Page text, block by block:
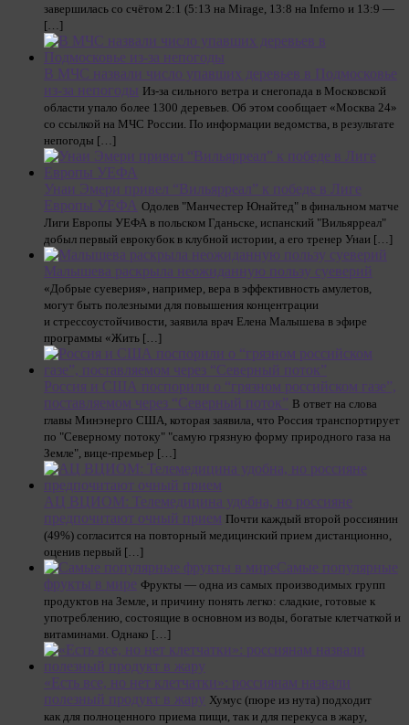
завершилась со счётом 2:1 (5:13 на Mirage, 13:8 на Inferno и 13:9 —
[…]
В МЧС назвали число упавших деревьев в Подмосковье
из-за непогоды Из-за сильного ветра и снегопада в Московской
области упало более 1300 деревьев. Об этом сообщает «Москва 24»
со ссылкой на МЧС России. По информации ведомства, в результате
непогоды […]
Унаи Эмери привел “Вильярреал” к победе в Лиге
Европы УЕФА Одолев "Манчестер Юнайтед" в финальном матче
Лиги Европы УЕФА в польском Гданьске, испанский "Вильярреал"
добыл первый еврокубок в клубной истории, а его тренер Унаи […]
Малышева раскрыла неожиданную пользу суеверий
«Добрые суеверия», например, вера в эффективность амулетов,
могут быть полезными для повышения концентрации
и стрессоустойчивости, заявила врач Елена Малышева в эфире
программы «Жить […]
Россия и США поспорили о “грязном российском газе”,
поставляемом через “Северный поток” В ответ на слова
главы Минэнерго США, которая заявила, что Россия транспортирует
по "Северному потоку" "самую грязную форму природного газа на
Земле", вице-премьер […]
АЦ ВЦИОМ: Телемедицина удобна, но россияне
предпочитают очный прием Почти каждый второй россиянин
(49%) согласится на повторный медицинский прием дистанционно,
оценив первый […]
Самые популярные
фрукты в мире Фрукты — одна из самых производимых групп
продуктов на Земле, и причину понять легко: сладкие, готовые к
употреблению, состоящие в основном из воды, богатые клетчаткой и
витаминами. Однако […]
«Есть все, но нет клетчатки»: россиянам назвали
полезный продукт в жару Хумус (пюре из нута) подходит
как для полноценного приема пищи, так и для перекуса в жару,